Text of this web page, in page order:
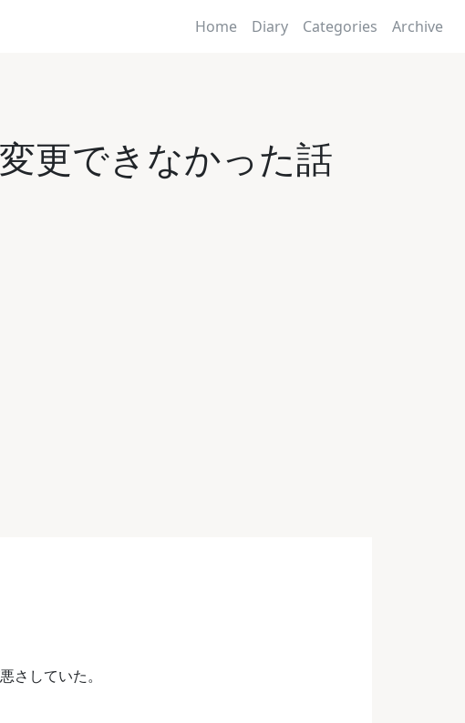
Home Diary Categories Archive
更できなかった話
さしていた。